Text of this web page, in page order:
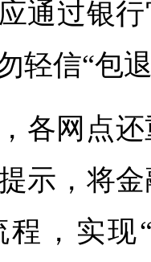
通过银
轻信“包
各网点
示，将
程，实现